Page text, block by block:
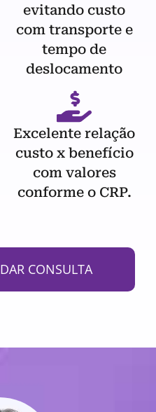
evitando custo
com transporte e
tempo de
deslocamento
Excelente relação
custo x benefício
com valores
conforme o CRP.
CONSULTA